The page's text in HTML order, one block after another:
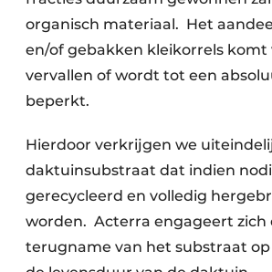
organisch materiaal. Het
en/of gebakken kleikorrels komt
vervallen of wordt tot een
beperkt.
Hierdoor verkrijgen we
daktuinsubstraat dat indien
gerecycleerd en volledig
worden. Acterra engageert zich
terugname van het substraat